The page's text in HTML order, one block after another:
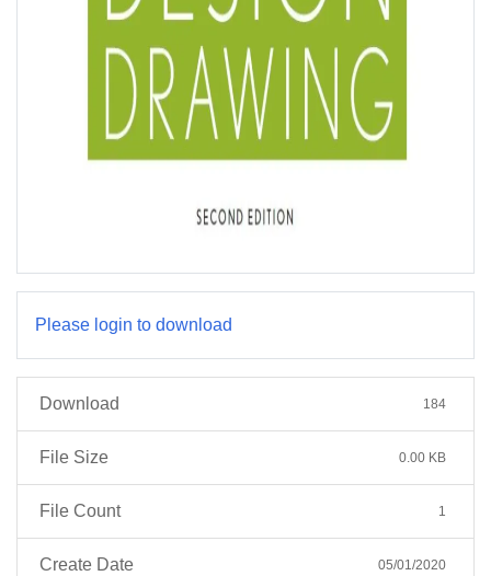
Please login to download
Download 184
File Size 0.00 KB
File Count 1
Create Date 05/01/2020